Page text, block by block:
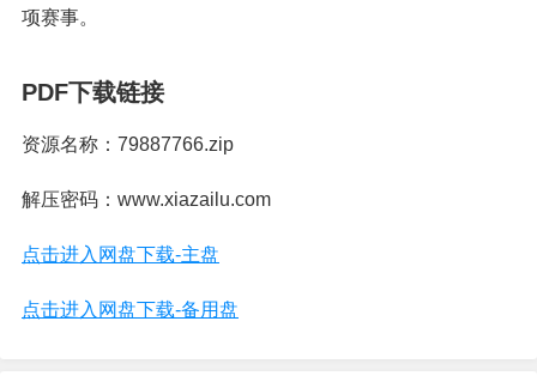
项赛事。
PDF下载链接
资源名称：79887766.zip
解压密码：www.xiazailu.com
点击进入网盘下载-主盘
点击进入网盘下载-备用盘